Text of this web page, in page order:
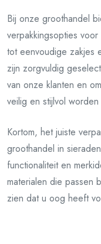
Bij onze groothandel
verpakkingsopties
tot eenvoudige zakjes
zijn zorgvuldig
van onze klanten en
veilig en stijlvol
Kortom, het juiste
groothandel in
functionaliteit en
materialen die passen
zien dat u oog heeft